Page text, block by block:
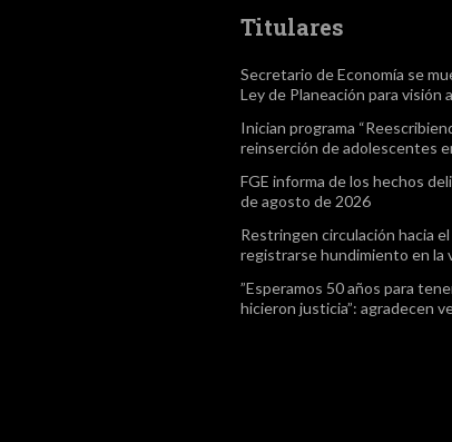
Titulares
Secretario de Economía se
Ley de Planeación para visión
Inician programa
reinserción de adolescentes
FGE informa de los hechos
de agosto de 2026
Restringen circulación hacia
registrarse hundimiento en la
”Esperamos 50 años para
hicieron justicia”: agradecen